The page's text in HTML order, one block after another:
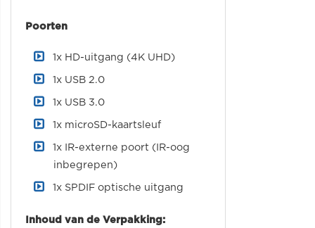
Poorten
1x HD-uitgang (4K UHD)
1x USB 2.0
1x USB 3.0
1x microSD-kaartsleuf
1x IR-externe poort (IR-oog
inbegrepen)
1x SPDIF optische uitgang
Inhoud van de Verpakking: